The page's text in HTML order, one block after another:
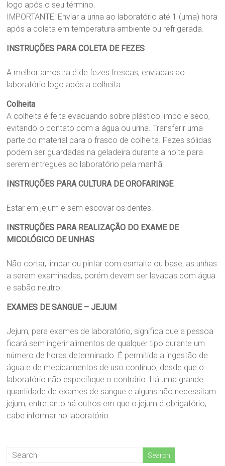
logo após o seu término.
IMPORTANTE: Enviar a urina ao laboratório até 1 (uma) hora
após a coleta em temperatura ambiente ou refrigerada.
INSTRUÇÕES PARA COLETA DE FEZES
A melhor amostra é de fezes frescas, enviadas ao
laboratório logo após a colheita.
Colheita
A colheita é feita evacuando sobre plástico limpo e seco,
evitando o contato com a água ou urina. Transferir uma
parte do material para o frasco de colheita. Fezes sólidas
podem ser guardadas na geladeira durante a noite para
serem entregues ao laboratório pela manhã.
INSTRUÇÕES PARA CULTURA DE OROFARINGE
Estar em jejum e sem escovar os dentes.
INSTRUÇÕES PARA REALIZAÇÃO DO EXAME DE
MICOLÓGICO DE UNHAS
Não cortar, limpar ou pintar com esmalte ou base, as unhas
a serem examinadas, porém devem ser lavadas com água
e sabão neutro.
EXAMES DE SANGUE – JEJUM
Jejum, para exames de laboratório, significa que a pessoa
ficará sem ingerir alimentos de qualquer tipo durante um
número de horas determinado. É permitida a ingestão de
água e de medicamentos de uso contínuo, desde que o
laboratório não especifique o contrário. Há uma grande
quantidade de exames de sangue e alguns não necessitam
jejum, entretanto há outros em que o jejum é obrigatório,
cabe informar no laboratório.